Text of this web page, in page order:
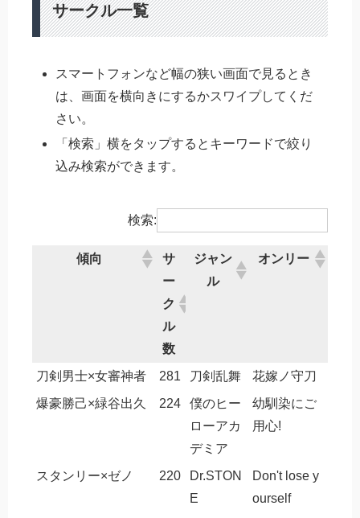
サークル一覧
スマートフォンなど幅の狭い画面で見るとき
は、画面を横向きにするかスワイプしてくだ
さい。
「検索」横をタップするとキーワードで絞り
込み検索ができます。
検索:
傾向
サ
ー
ク
ル
数
ジャン
ル
オンリー
刀剣男士×女審神者 281 刀剣乱舞
花嫁ノ守刀
爆豪勝己×緑谷出久
224
僕のヒー
ローアカ
デミア
幼馴染にご
用心!
スタンリー×ゼノ 220
Dr.STON
E
Don't lose y
ourself